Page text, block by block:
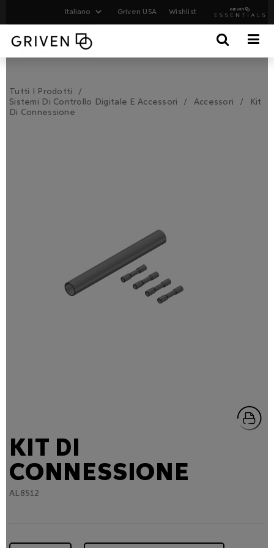
Griven USA Wishlist
Tutti I Prodotti
Sistemi Di Controllo Digitale E Accessori
Accessori
Kit
Di Connessione
KIT DI
CONNESSIONE
AL8512